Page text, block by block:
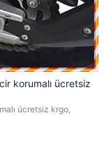
korumalı ücretsiz
ücretsiz krgo,